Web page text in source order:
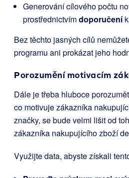
Generování cílového počtu
prostřednictvímdoporučení
Bez těchto jasných cílů
programu ani prokázat jeho
Porozumění motivacím
Dále je třeba hluboce
co motivuje zákazníka
značky, se bude velmi lišit od
zákazníka nakupujícího zboží
Využijte data, abyste získali